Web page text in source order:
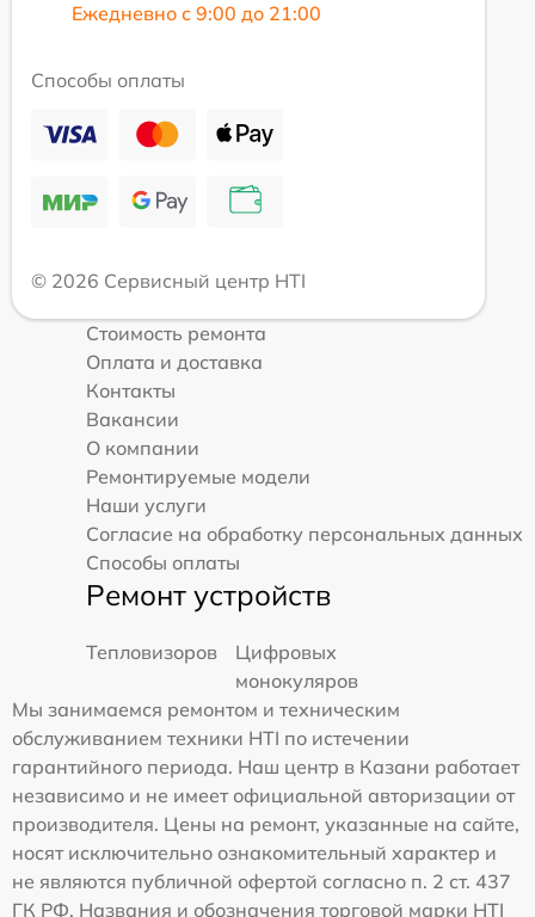
Ежедневно с 9:00 до 21:00
Способы оплаты
© 2026 Сервисный центр HTI
Стоимость ремонта
Оплата и доставка
Контакты
Вакансии
О компании
Ремонтируемые модели
Наши услуги
Согласие на обработку персональных данных
Способы оплаты
Ремонт устройств
Тепловизоров
Цифровых
монокуляров
Мы занимаемся ремонтом и техническим
обслуживанием техники HTI по истечении
гарантийного периода. Наш центр в Казани работает
независимо и не имеет официальной авторизации от
производителя. Цены на ремонт, указанные на сайте,
носят исключительно ознакомительный характер и
не являются публичной офертой согласно п. 2 ст. 437
ГК РФ. Названия и обозначения торговой марки HTI